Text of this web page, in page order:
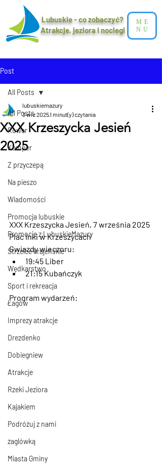
Lubuskie - co zobaczyć?
Atrakcje, jeziora i noclegi​
ME
NU
Post
All Posts
Rower
Kamper
Z przyczepą
Na pieszo
Wiadomości
Promocja lubuskie
Promocje z LubuskieMazury
Strzelce krajeńskie
Wędkarstwo
Sport i rekreacja
Łagów
Imprezy atrakcje
Drezdenko
Dobiegniew
Atrakcje
Rzeki Jeziora
Kajakiem
Podróżuj z nami
żaglówką
Miasta Gminy
All Posts
XXX Krzeszycka Jesień
2025
lubuskiemazury
3 wrz 20251 minut(y) czytania
XXX Krzeszycka Jesień, 7 września 2025
Plac Inki w Krzeszycach
Gwiazdy wieczoru:
19:45 Liber
21:15 Kubańczyk
Program wydarzeń: